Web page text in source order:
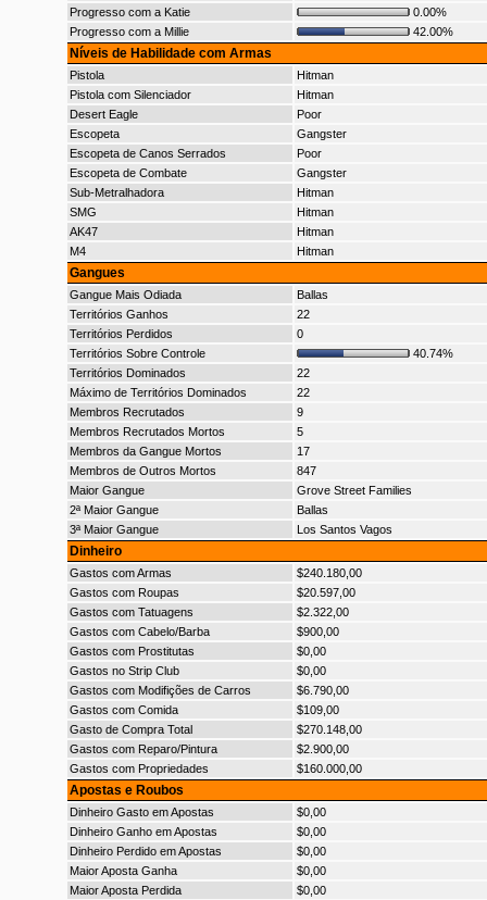
Progresso com a Katie
0.00%
Progresso com a Millie
42.00%
Níveis de Habilidade com Armas
Pistola
Hitman
Pistola com Silenciador
Hitman
Desert Eagle
Poor
Escopeta
Gangster
Escopeta de Canos Serrados
Poor
Escopeta de Combate
Gangster
Sub-Metralhadora
Hitman
SMG
Hitman
AK47
Hitman
M4
Hitman
Gangues
Gangue Mais Odiada
Ballas
Territórios Ganhos
22
Territórios Perdidos
0
Territórios Sobre Controle
40.74%
Territórios Dominados
22
Máximo de Territórios Dominados
22
Membros Recrutados
9
Membros Recrutados Mortos
5
Membros da Gangue Mortos
17
Membros de Outros Mortos
847
Maior Gangue
Grove Street Families
2ª Maior Gangue
Ballas
3ª Maior Gangue
Los Santos Vagos
Dinheiro
Gastos com Armas
$240.180,00
Gastos com Roupas
$20.597,00
Gastos com Tatuagens
$2.322,00
Gastos com Cabelo/Barba
$900,00
Gastos com Prostitutas
$0,00
Gastos no Strip Club
$0,00
Gastos com Modifições de Carros
$6.790,00
Gastos com Comida
$109,00
Gasto de Compra Total
$270.148,00
Gastos com Reparo/Pintura
$2.900,00
Gastos com Propriedades
$160.000,00
Apostas e Roubos
Dinheiro Gasto em Apostas
$0,00
Dinheiro Ganho em Apostas
$0,00
Dinheiro Perdido em Apostas
$0,00
Maior Aposta Ganha
$0,00
Maior Aposta Perdida
$0,00